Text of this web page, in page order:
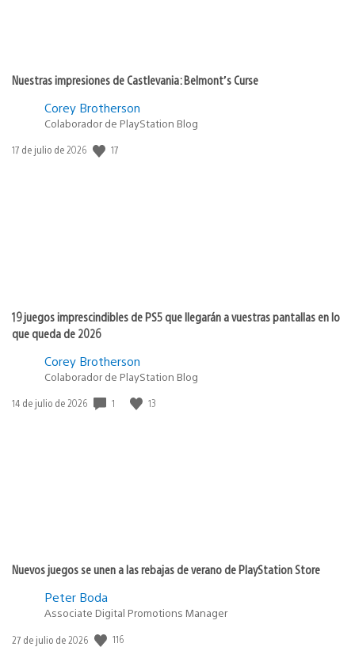
Nuestras impresiones de Castlevania: Belmont’s Curse
Corey Brotherson
Colaborador de PlayStation Blog
Fecha
17 de julio de 2026 17
19 juegos imprescindibles de PS5 que llegarán a vuestras pantallas en lo
que queda de 2026
Corey Brotherson
Colaborador de PlayStation Blog
Fecha
14 de julio de 2026 1 13
Nuevos juegos se unen a las rebajas de verano de PlayStation Store
Peter Boda
Associate Digital Promotions Manager
Fecha
27 de julio de 2026 116